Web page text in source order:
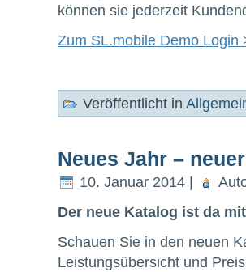
können sie jederzeit
Zum SL.mobile Demo Login
Veröffentlicht in
Neues Jahr –
10. Januar 2014 |
Der neue Katalog ist da
Schauen Sie in den neuen
Leistungsübersicht und